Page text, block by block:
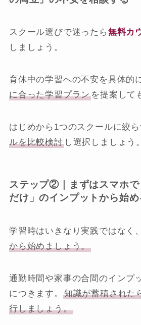
スクール選びで迷ったら無料カ
しましょう。
育休中の学習への不安を具体的
に合った学習プラン を提案して
はじめから1つのスクールに絞ら
ルを比較検討し選択しましょう。
ステップ②｜まずはスマホで
だけ」のインプットから始め
学習時はいきなり実践ではなく
から始めましょう。
通勤時間や家事の合間のインプ
につきます。
知識が蓄積された
行しましょう。